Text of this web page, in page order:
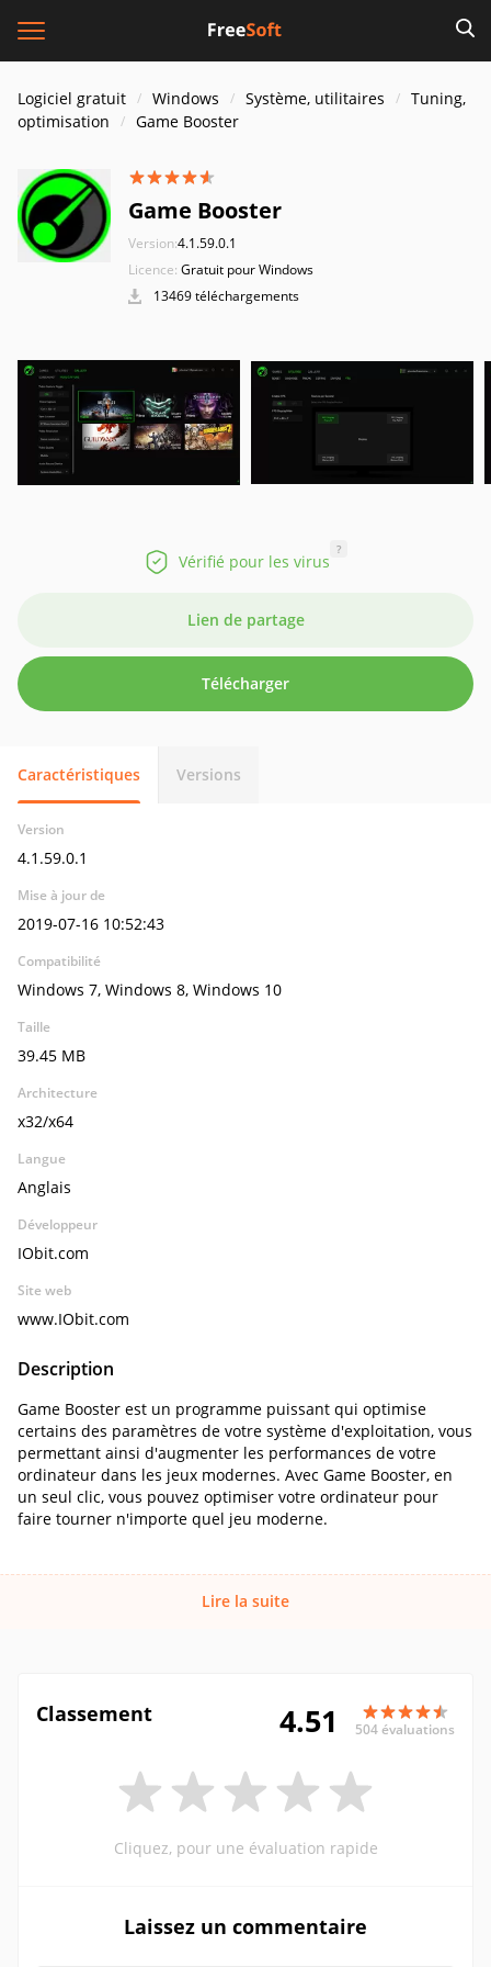
Logiciel gratuit Windows Système, utilitaires
Tuning,
optimisation
Game Booster
Game Booster
Version:4.1.59.0.1
Licence: Gratuit pour Windows
13469 téléchargements
Vérifié pour les virus
?
Lien de partage
Télécharger
Caractéristiques Versions
Version
4.1.59.0.1
Mise à jour de
2019-07-16 10:52:43
Compatibilité
Windows 7, Windows 8, Windows 10
Taille
39.45 MB
Architecture
x32/x64
Langue
Anglais
Développeur
IObit.com
Site web
www.IObit.com
Description
Game Booster est un programme puissant qui optimise
certains des paramètres de votre système d'exploitation, vous
permettant ainsi d'augmenter les performances de votre
ordinateur dans les jeux modernes. Avec Game Booster, en
un seul clic, vous pouvez optimiser votre ordinateur pour
faire tourner n'importe quel jeu moderne.
Lire la suite
Classement 4.51 504 évaluations
Cliquez, pour une évaluation rapide
Laissez un commentaire